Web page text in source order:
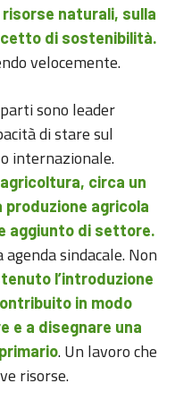
naturali, sulla
di sostenibilità.
velocemente.
sono leader
di stare sul
internazionale.
circa un
produzione agricola
aggiunto di settore.
sindacale. Non
l’introduzione
in modo
e a disegnare una
. Un lavoro che
risorse.